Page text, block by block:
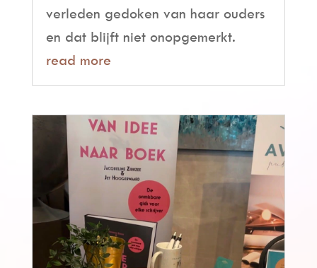
verleden gedoken van haar ouders
en dat blijft niet onopgemerkt.
read more